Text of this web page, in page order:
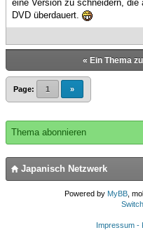
eine Version zu schneidern,
DVD überdauert.
« Ein Thema
Page: 1 »
Thema abonnieren
Japanisch Netzwerk
Powered by MyBB,
Impressum -